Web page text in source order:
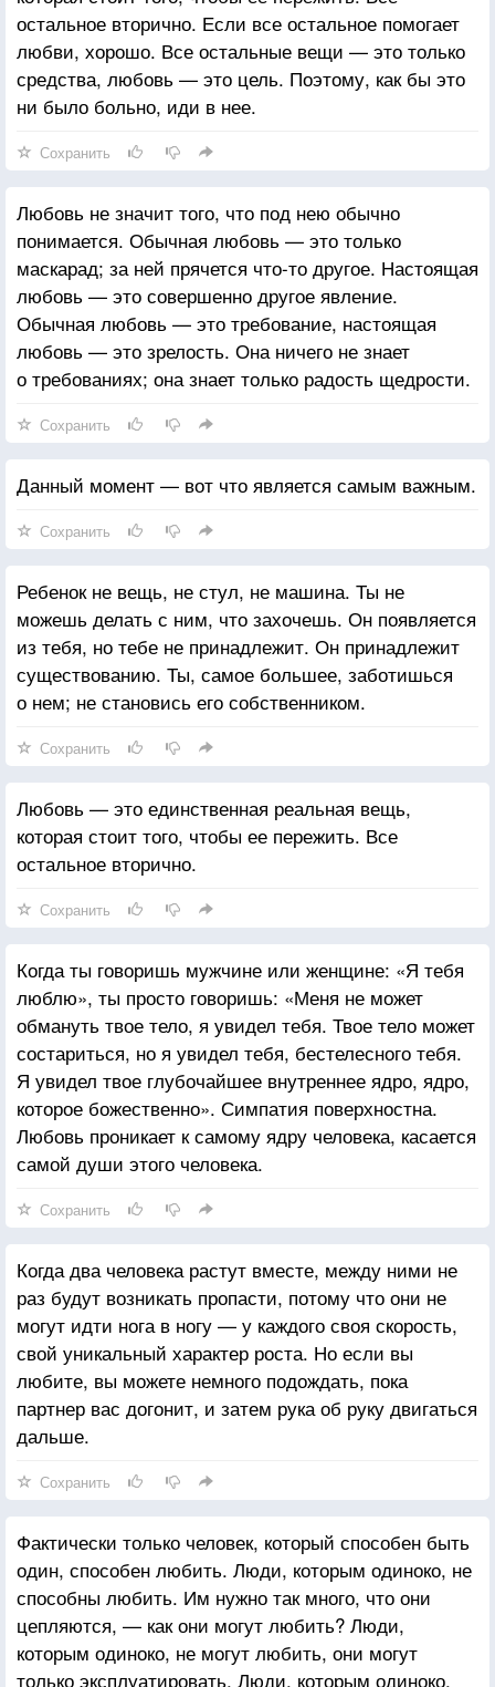
остальное вторично. Если все остальное помогает
любви, хорошо. Все остальные вещи — это только
средства, любовь — это цель. Поэтому, как бы это
ни было больно, иди в нее.
Сохранить
Любовь не значит того, что под нею обычно
понимается. Обычная любовь — это только
маскарад; за ней прячется что-то другое. Настоящая
любовь — это совершенно другое явление.
Обычная любовь — это требование, настоящая
любовь — это зрелость. Она ничего не знает
о требованиях; она знает только радость щедрости.
Сохранить
Данный момент — вот что является самым важным.
Сохранить
Ребенок не вещь, не стул, не машина. Ты не
можешь делать с ним, что захочешь. Он появляется
из тебя, но тебе не принадлежит. Он принадлежит
существованию. Ты, самое большее, заботишься
о нем; не становись его собственником.
Сохранить
Любовь — это единственная реальная вещь,
которая стоит того, чтобы ее пережить. Все
остальное вторично.
Сохранить
Когда ты говоришь мужчине или женщине: «Я тебя
люблю», ты просто говоришь: «Меня не может
обмануть твое тело, я увидел тебя. Твое тело может
состариться, но я увидел тебя, бестелесного тебя.
Я увидел твое глубочайшее внутреннее ядро, ядро,
которое божественно». Симпатия поверхностна.
Любовь проникает к самому ядру человека, касается
самой души этого человека.
Сохранить
Когда два человека растут вместе, между ними не
раз будут возникать пропасти, потому что они не
могут идти нога в ногу — у каждого своя скорость,
свой уникальный характер роста. Но если вы
любите, вы можете немного подождать, пока
партнер вас догонит, и затем рука об руку двигаться
дальше.
Сохранить
Фактически только человек, который способен быть
один, способен любить. Люди, которым одиноко, не
способны любить. Им нужно так много, что они
цепляются, — как они могут любить? Люди,
которым одиноко, не могут любить, они могут
только эксплуатировать. Люди, которым одиноко,